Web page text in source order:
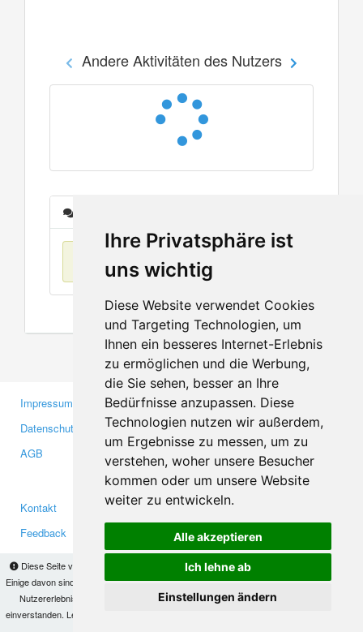
Ihre Privatsphäre ist
uns wichtig
Diese Website verwendet Cookies
und Targeting Technologien, um
Ihnen ein besseres Internet-Erlebnis
zu ermöglichen und die Werbung,
die Sie sehen, besser an Ihre
Bedürfnisse anzupassen. Diese
Technologien nutzen wir außerdem,
um Ergebnisse zu messen, um zu
verstehen, woher unsere Besucher
kommen oder um unsere Website
weiter zu entwickeln.
Alle akzeptieren
Ich lehne ab
Einstellungen ändern
Diese Seite verwendet Cookies, um Informationen auf Ihrem Computer zu speichern.
Einige davon sind notwendig, damit unsere Seite funktioniert, andere helfen uns dabei, das
Nutzererlebnis zu verbessern. Mit der Nutzung dieser Seite erklären Sie sich damit
einverstanden. Lesen Sie unsere
Andere Aktivitäten des Nutzers
Keine Einträge
Impressum
Datenschutzerklärung
AGB
Gewerbetreibende
Investoren
Medien
Kontakt
Feedback
Facebook
Twitter
YouTube
Google+